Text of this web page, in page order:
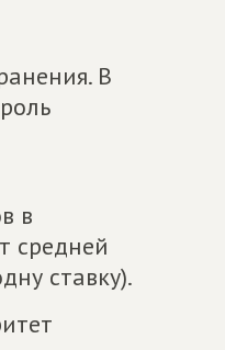
В
в
средней
ставку).